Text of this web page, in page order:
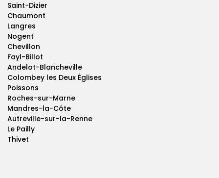
Saint-Dizier
Chaumont
Langres
Nogent
Chevillon
Fayl-Billot
Andelot-Blancheville
Colombey les Deux Églises
Poissons
Roches-sur-Marne
Mandres-la-Côte
Autreville-sur-la-Renne
Le Pailly
Thivet